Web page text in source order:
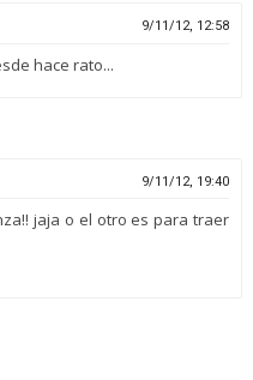
9/11/12, 12:58
hace rato...
9/11/12, 19:40
jaja o el otro es para traer